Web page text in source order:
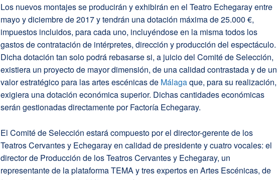
Los nuevos montajes se producirán y exhibirán en el Teatro Echegaray entre
mayo y diciembre de 2017 y tendrán una dotación máxima de 25.000 €,
impuestos incluidos, para cada uno, incluyéndose en la misma todos los
gastos de contratación de intérpretes, dirección y producción del espectáculo.
Dicha dotación tan solo podrá rebasarse si, a juicio del Comité de Selección,
existiera un proyecto de mayor dimensión, de una calidad contrastada y de un
valor estratégico para las artes escénicas de Málagaque, para su realización,
exigiera una dotación económica superior. Dichas cantidades económicas
serán gestionadas directamente por Factoría Echegaray.
El Comité de Selección estará compuesto por el director-gerente de los
Teatros Cervantes y Echegaray en calidad de presidente y cuatro vocales: el
director de Producción de los Teatros Cervantes y Echegaray, un
representante de la plataforma TEMA y tres expertos en Artes Escénicas, de